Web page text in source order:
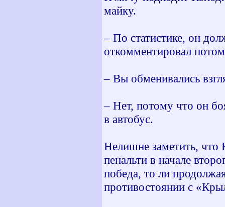
майку.
– По статистике, он
откомментировал
– Вы обменивались
– Нет, потому что он
в автобус.
Нелишне заметить, что
пенальти в начале
победа, то ли
противостоянии с